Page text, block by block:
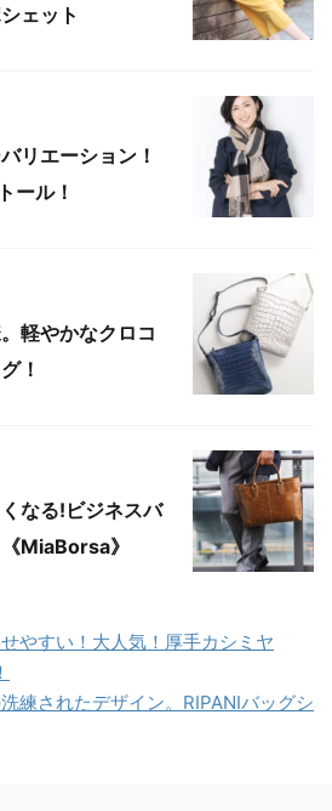
ェット
リエーション！
ール！
軽やかなクロコ
！
なる!ビジネスバ
MiaBorsa》
やすい！大人気！厚手カシミヤ
練されたデザイン。RIPANIバッグシ